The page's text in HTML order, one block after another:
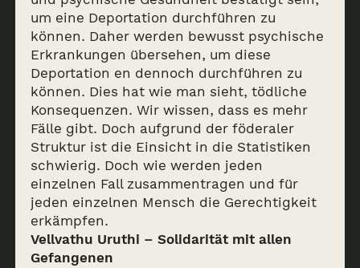
um eine Deportation durchführen zu
können. Daher werden bewusst psychische
Erkrankungen übersehen, um diese
Deportation en dennoch durchführen zu
können. Dies hat wie man sieht, tödliche
Konsequenzen. Wir wissen, dass es mehr
Fälle gibt. Doch aufgrund der föderaler
Struktur ist die Einsicht in die Statistiken
schwierig. Doch wie werden jeden
einzelnen Fall zusammentragen und für
jeden einzelnen Mensch die Gerechtigkeit
erkämpfen.
Vellvathu Uruthi – Solidarität mit allen
Gefangenen